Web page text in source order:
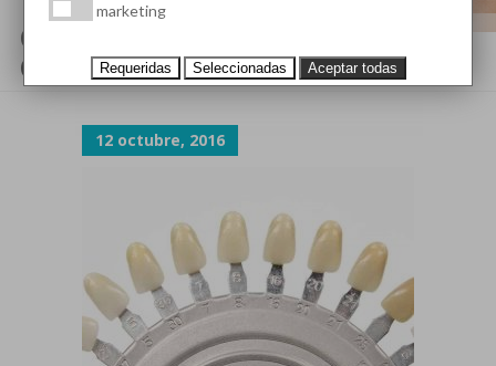
CARILLAS-PORCELANA-
COMPOSITE
12 octubre, 2016
marketing
Requeridas Seleccionadas Aceptar todas